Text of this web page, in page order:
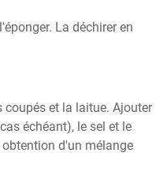
La déchirer en
et la laitue. Ajouter
échéant), le sel et le
d'un mélange